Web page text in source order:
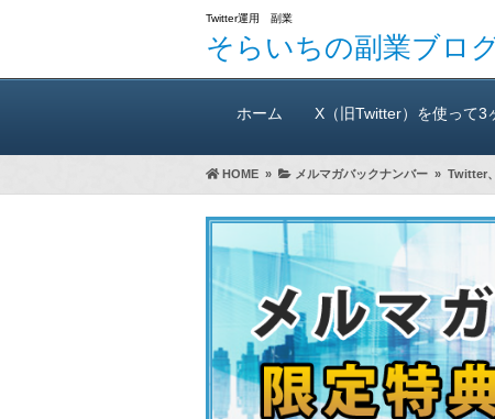
Twitter運用 副業
そらいちの副業ブロ
ホーム X（旧Twitter）を使って3
万300円稼いだ方法
HOME » メルマガバックナンバー » Twitter